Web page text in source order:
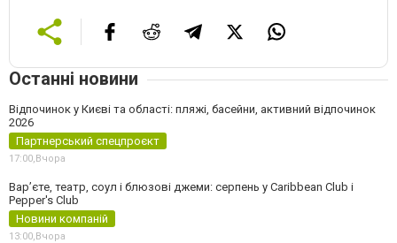
Останні новини
Відпочинок у Києві та області: пляжі, басейни, активний відпочинок
2026
Партнерський спецпроєкт
17:00,Вчора
Вар’єте, театр, соул і блюзові джеми: серпень у Caribbean Club і
Pepper's Club
Новини компаній
13:00,Вчора